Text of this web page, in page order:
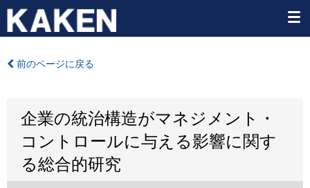
前のページに戻る
企業の統治構造がマネジメント・
コントロールに与える影響に関す
る総合的研究